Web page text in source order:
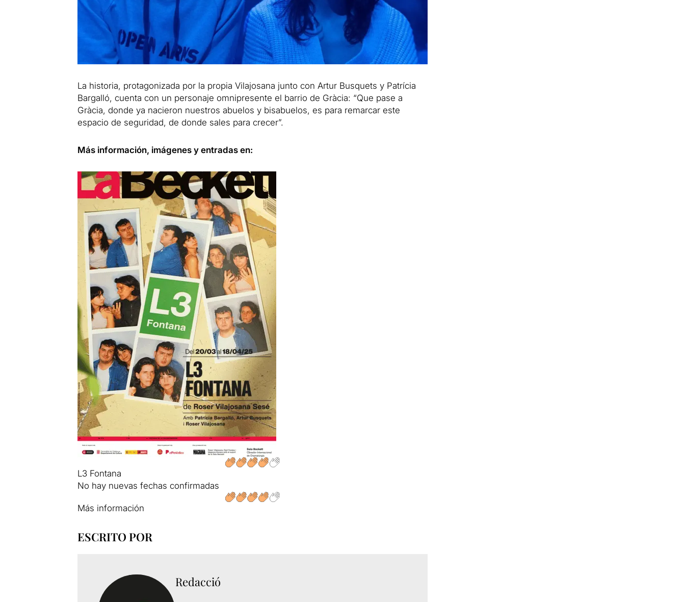
La historia, protagonizada por la propia Vilajosana junto con Artur Busquets y Patrícia
Bargalló, cuenta con un personaje omnipresente el barrio de Gràcia: “Que pase a
Gràcia, donde ya nacieron nuestros abuelos y bisabuelos, es para remarcar este
espacio de seguridad, de donde sales para crecer”.
Más información, imágenes y entradas en:
L3 Fontana
No hay nuevas fechas confirmadas
Más información
ESCRITO POR
Redacció